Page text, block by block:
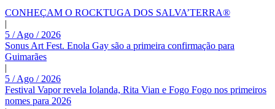
CONHEÇAM O ROCKTUGA DOS SALVA’TERRA®
|
5 / Ago / 2026
Sonus Art Fest. Enola Gay são a primeira confirmação para
Guimarães
|
5 / Ago / 2026
Festival Vapor revela Iolanda, Rita Vian e Fogo Fogo nos primeiros
nomes para 2026